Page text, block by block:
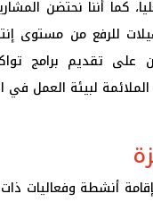
كما أننا نحتضن
للرفع من مستوى
على تقديم برامج
لبيئة العمل في
أنشطة وفعاليات